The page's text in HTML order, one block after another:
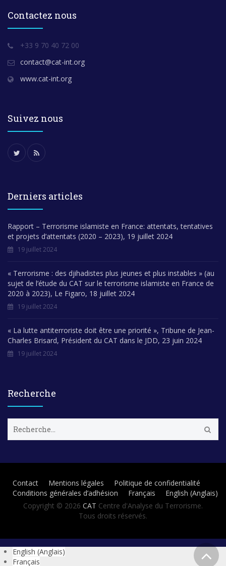
Contactez nous
+33 9 70 40 72 00
contact@cat-int.org
www.cat-int.org
Suivez nous
Derniers articles
Rapport – Terrorisme islamiste en France: attentats, tentatives
et projets d’attentats (2020 – 2023), 19 juillet 2024
19 juillet 2024
« Terrorisme : des djihadistes plus jeunes et plus instables » (au
sujet de l’étude du CAT sur le terrorisme islamiste en France de
2020 à 2023), Le Figaro, 18 juillet 2024
19 juillet 2024
« La lutte antiterroriste doit être une priorité », Tribune de Jean-
Charles Brisard, Président du CAT dans le JDD, 23 juin 2024
19 juillet 2024
Recherche
c
e
Contact Mentions légales
Politique de confidentialité
Conditions générales d’adhésion
Français English (Anglais)
Copyright © 2026 CAT Centre d'Analyse du Terrorisme.
Tous droits réservés.
English (Anglais)
Français